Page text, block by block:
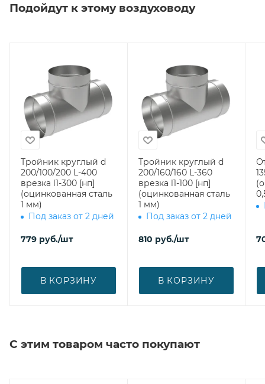
Подойдут к этому воздуховоду
Тройник круглый d
200/100/200 L-400
врезка l1-300 [нп]
(оцинкованная сталь
1 мм)
Под заказ от 2 дней
779 руб./шт
В КОРЗИНУ
Тройник круглый d
200/160/160 L-360
врезка l1-100 [нп]
(оцинкованная сталь
1 мм)
Под заказ от 2 дней
810 руб./шт
В КОРЗИНУ
С этим товаром часто покупают